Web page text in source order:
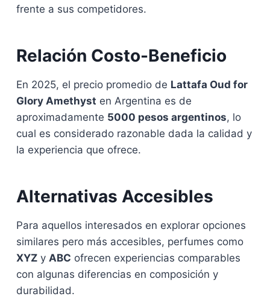
frente a sus competidores.
Relación Costo-Beneficio
En 2025, el precio promedio de Lattafa Oud for
Glory Amethyst en Argentina es de
aproximadamente 5000 pesos argentinos, lo
cual es considerado razonable dada la calidad y
la experiencia que ofrece.
Alternativas Accesibles
Para aquellos interesados en explorar opciones
similares pero más accesibles, perfumes como
XYZ y ABC ofrecen experiencias comparables
con algunas diferencias en composición y
durabilidad.